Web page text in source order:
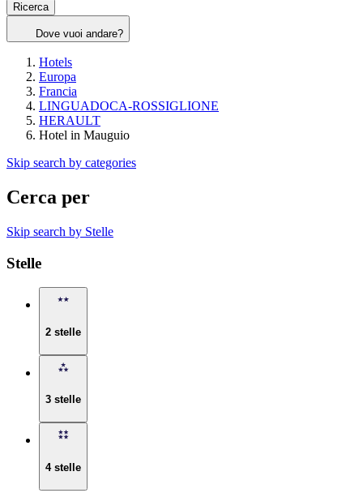
Ricerca
Dove vuoi andare?
Hotels
Europa
Francia
LINGUADOCA-ROSSIGLIONE
HERAULT
Hotel in Mauguio
Skip search by categories
Cerca per
Skip search by Stelle
Stelle
2 stelle
3 stelle
4 stelle